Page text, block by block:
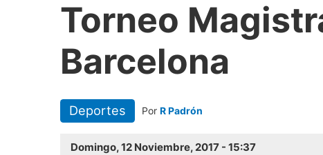
Torneo
Barcelona
Deportes Por R Padrón
Domingo, 12 Noviembre, 2017 - 15:37